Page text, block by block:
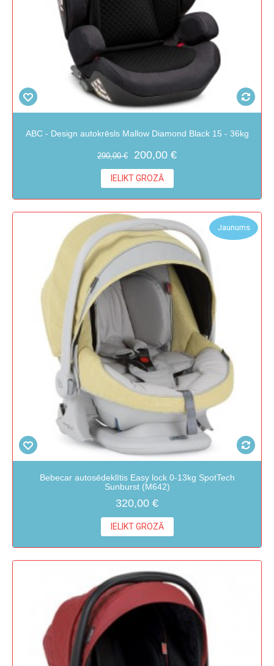
ABC - Design autokrēsls Mallow Diamond Black 15 - 36kg
290,00 € 200,00 €
IELIKT GROZĀ
Jaunums
Bebecar autosēdeklītis Easy lock 0-13kg SpotTech
Sunburst (M642)
320,00 €
IELIKT GROZĀ